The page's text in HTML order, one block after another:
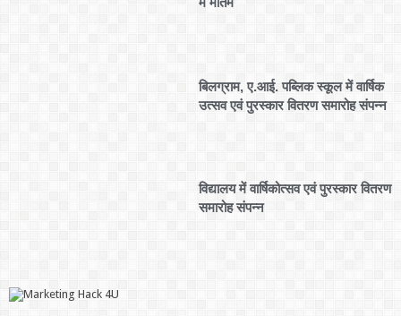
बिलग्राम, ए.आई. पब्लिक स्कूल में वार्षिक
उत्सव एवं पुरस्कार वितरण समारोह संपन्न
विद्यालय में वार्षिकोत्सव एवं पुरस्कार वितरण
समारोह संपन्न